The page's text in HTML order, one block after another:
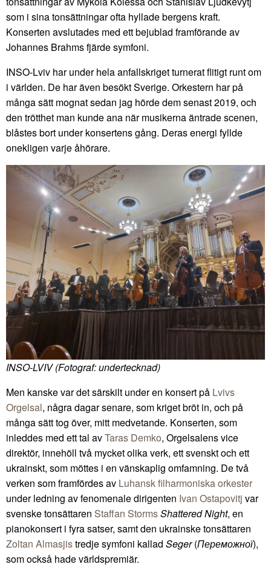
som i sina tonsättningar ofta hyllade bergens kraft.
Konserten avslutades med ett bejublad framförande av
Johannes Brahms fjärde symfoni.
INSO-Lviv har under hela anfallskriget turnerat flitigt runt om
i världen. De har även besökt Sverige. Orkestern har på
många sätt mognat sedan jag hörde dem senast 2019, och
den trötthet man kunde ana när musikerna äntrade scenen,
blåstes bort under konsertens gång. Deras energi fyllde
onekligen varje åhörare.
INSO-LVIV (Fotograf: undertecknad)
Men kanske var det särskilt under en konsert på Lvivs
Orgelsal, några dagar senare, som kriget bröt in, och på
många sätt tog över, mitt medvetande. Konserten, som
inleddes med ett tal avTaras Demko, Orgelsalens vice
direktör, innehöll två mycket olika verk, ett svenskt och ett
ukrainskt, som möttes i en vänskaplig omfamning. De två
verken som framfördes av Luhansk filharmoniska orkester
under ledning av fenomenale dirigenten Ivan Ostapovitj var
svenske tonsättaren Staffan StormsShattered Night, en
pianokonsert i fyra satser, samt den ukrainske tonsättaren
Zoltan Almasjistredje symfoni kallad Seger(Переможної),
som också hade världspremiär.